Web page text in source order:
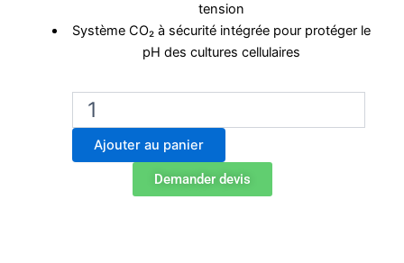
tension
Système CO₂ à sécurité intégrée pour protéger le
pH des cultures cellulaires
quantité
Incubateur
CO2
Ajouter au panier
Demander devis